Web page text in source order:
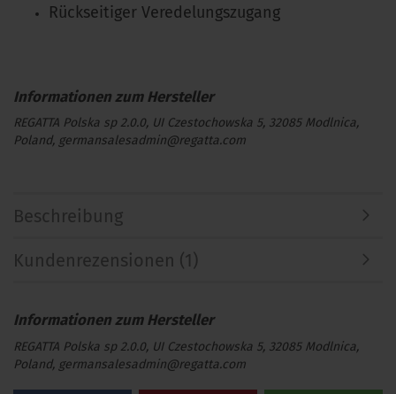
Rückseitiger Veredelungszugang
REGATTA Polska sp 2.0.0, UI Czestochowska 5, 32085 Modlnica,
Poland, germansalesadmin@regatta.com
Beschreibung
Kundenrezensionen (1)
REGATTA Polska sp 2.0.0, UI Czestochowska 5, 32085 Modlnica,
Poland, germansalesadmin@regatta.com